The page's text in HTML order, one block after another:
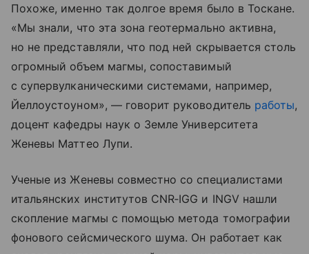
Похоже, именно так долгое время было в Тоскане.
«Мы знали, что эта зона геотермально активна,
но не представляли, что под ней скрывается столь
огромный объем магмы, сопоставимый
с супервулканическими системами, например,
Йеллоустоуном», — говорит руководитель работы,
доцент кафедры наук о Земле Университета
Женевы Маттео Лупи.
Ученые из Женевы совместно со специалистами
итальянских институтов CNR‑IGG и INGV нашли
скопление магмы с помощью метода томографии
фонового сейсмического шума. Он работает как